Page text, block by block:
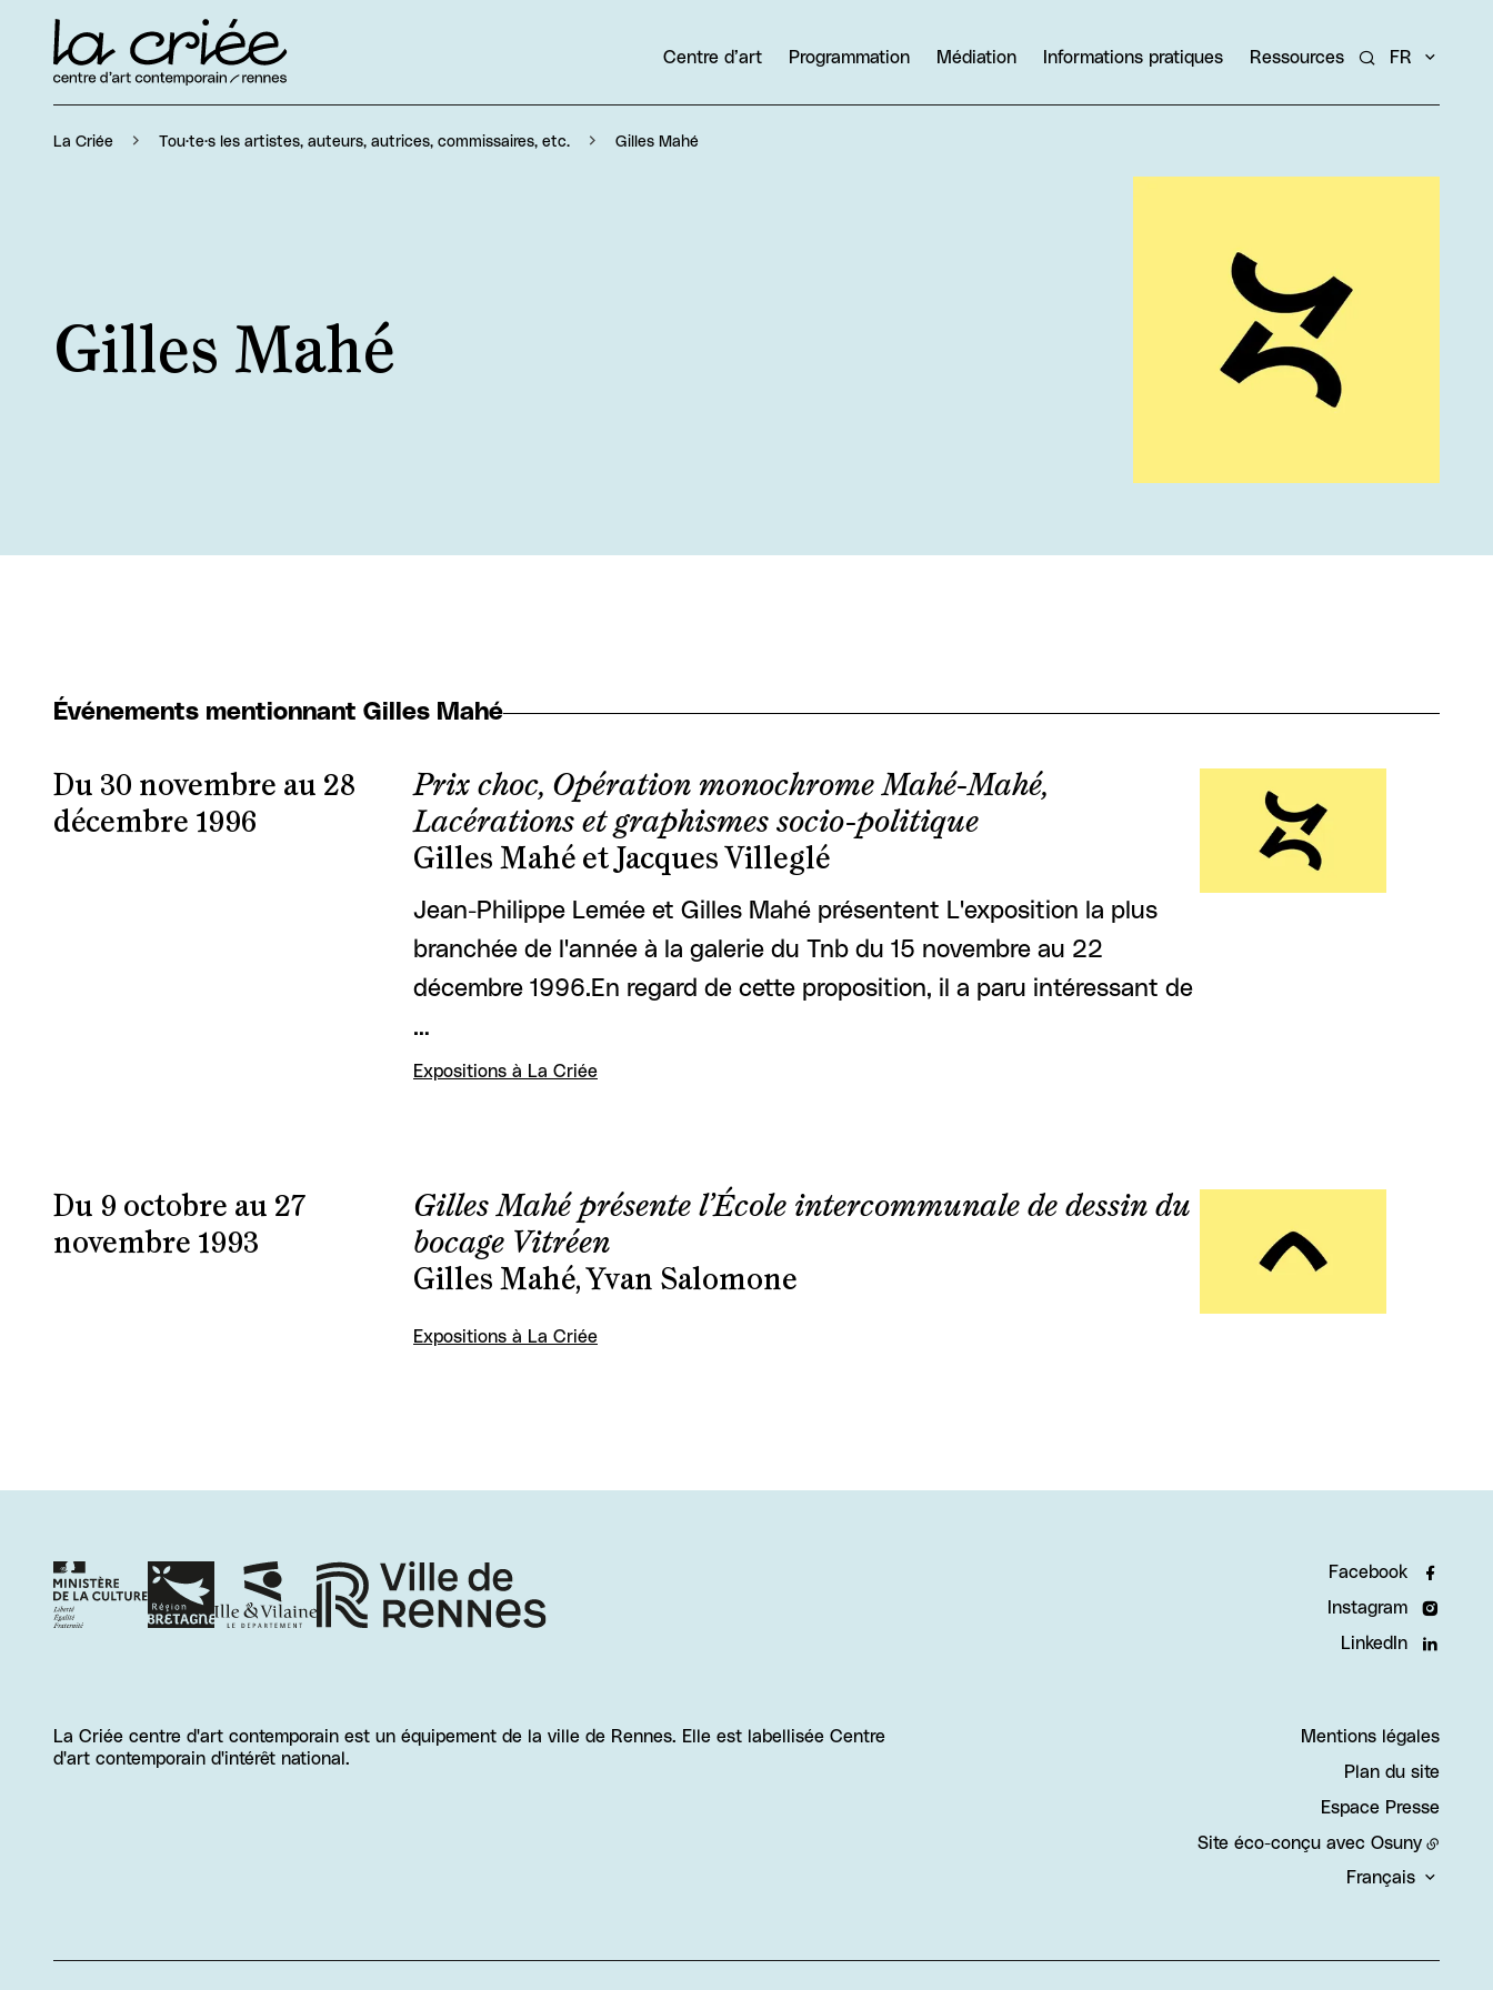
Centre d’art Programmation Médiation Informations pratiques Ressources Rechercher un
FR
La Criée Tou·te·s les artistes, auteurs, autrices, commissaires, etc. Gilles Mahé
Gilles Mahé
Événements mentionnant Gilles Mahé
Prix choc, Opération monochrome Mahé-Mahé,
Lacérations et graphismes socio-politique
Gilles Mahé et Jacques Villeglé
Du 30 novembre au 28
décembre 1996
Jean-Philippe Lemée et Gilles Mahé présentent L'exposition la plus
branchée de l'année à la galerie du Tnb du 15 novembre au 22
décembre 1996.En regard de cette proposition, il a paru intéressant de
…
Expositions à La Criée
Gilles Mahé présente l’École intercommunale de dessin du
bocage Vitréen
Gilles Mahé, Yvan Salomone
Du 9 octobre au 27
novembre 1993
Expositions à La Criée
Facebook
Instagram
LinkedIn
La Criée centre d'art contemporain est un équipement de la ville de Rennes. Elle est labellisée Centre
d'art contemporain d'intérêt national.
Mentions légales
Plan du site
Espace Presse
Site éco-conçu avec Osuny
Français